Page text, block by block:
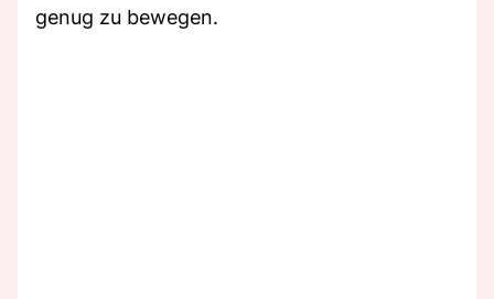
genug zu bewegen.